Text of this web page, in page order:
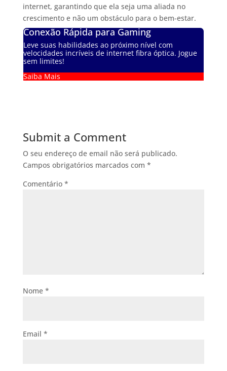
internet, garantindo que ela seja uma aliada no
crescimento e não um obstáculo para o bem-estar.
Conexão Rápida para Gaming
Leve suas habilidades ao próximo nível com
velocidades incríveis de internet fibra óptica. Jogue
sem limites!
Saiba Mais
Submit a Comment
O seu endereço de email não será publicado.
Campos obrigatórios marcados com *
Comentário *
Nome *
Email *